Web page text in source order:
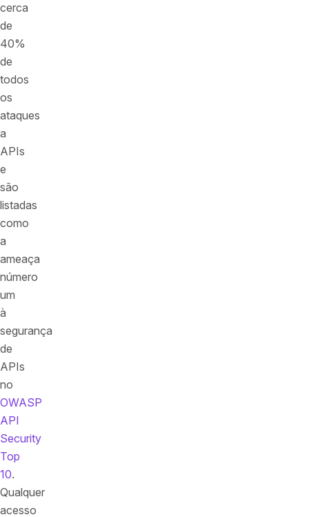
cerca
de
40%
de
todos
os
ataques
a
APIs
e
são
listadas
como
a
ameaça
número
um
à
segurança
de
APIs
no
OWASP
API
Security
Top
10.
Qualquer
acesso